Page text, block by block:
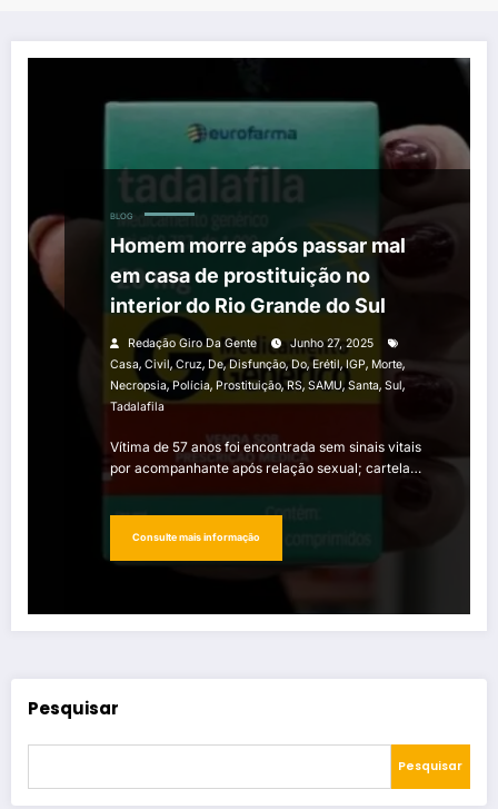
BLOG
Homem morre após passar mal
em casa de prostituição no
interior do Rio Grande do Sul
Redação Giro Da Gente
Junho 27, 2025
Casa, Civil, Cruz, De,Disfunção,Do,Erétil,IGP, Morte,
Necropsia,Polícia, Prostituição,RS, SAMU, Santa, Sul,
Tadalafila
Vítima de 57 anos foi encontrada sem sinais vitais
por acompanhante após relação sexual; cartela…
Consulte mais informação
Pesquisar
Pesquisar